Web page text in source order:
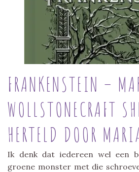
FRANKENSTEIN –
WOLLSTONECRAFT
HERTELD DOOR
Ik denk dat iedereen wel een
groene monster met die